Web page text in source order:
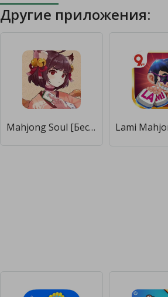
Другие приложения:
Mahjong Soul [Бесплатные покупки]